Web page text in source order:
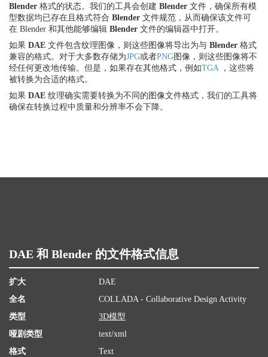
Blender 格式的状态。我们的工具会创建 Blender 文件，确保所有模
型数据均已存在且格式符合 Blender 文件规范，从而确保该文件可
在 Blender 和其他能够编辑 Blender 文件的编辑器中打开。
如果 DAE 文件包含纹理图像，则这些图像将导出为与 Blender 格式
兼容的格式。对于大多数存储为JPG或者PNG图像，则这些图像将不
经任何更改地传输。但是，如果存在其他格式，例如TGA，这些将
被转换为合适的格式。
如果 DAE 纹理确实需要转换为不同的图像文件格式，我们的工具将
确保在转换过程中质量和分辨率不会下降。
DAE 和 Blender 的文件格式信息
扩大
DAE
全名
COLLADA - Collaborative Design Activity
类型
3D模型
哑剧类型
text/xml
格式
Text